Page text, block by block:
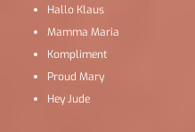
Hallo Klaus
Mamma Maria
Kompliment
Proud Mary
Hey Jude